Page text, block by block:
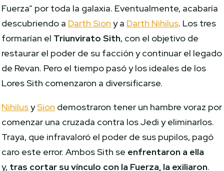
Fuerza” por toda la galaxia. Eventualmente, acabaría
descubriendo a Darth Sion y a Darth Nihilus. Los tres
formarían el Triunvirato Sith, con el objetivo de
restaurar el poder de su facción y continuar el legado
de Revan. Pero el tiempo pasó y los ideales de los
Lores Sith comenzaron a diversificarse.
NihilusySion demostraron tener un hambre voraz por
comenzar una cruzada contra los Jedi y eliminarlos.
Traya, que infravaloró el poder de sus pupilos, pagó
caro este error. Ambos Sith se enfrentaron a ella
y, tras cortar su vínculo con la Fuerza, la exiliaron.